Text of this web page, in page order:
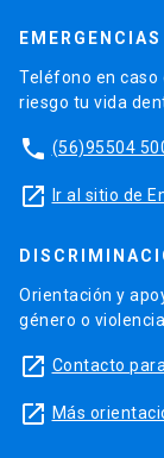
EMERGENCIAS
Teléfono en caso
riesgo tu vida
phone (56)95504
launch Ir al sitio de
Orientación y
género o
launch Contacto
launch Más